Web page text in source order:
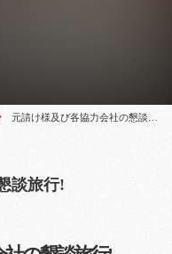
元請け様及び各協力会社の懇談旅行!
談旅行!